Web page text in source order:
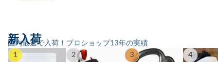
国内最速で入荷！プロショップ13年の実績
新入荷
1 2 3 4